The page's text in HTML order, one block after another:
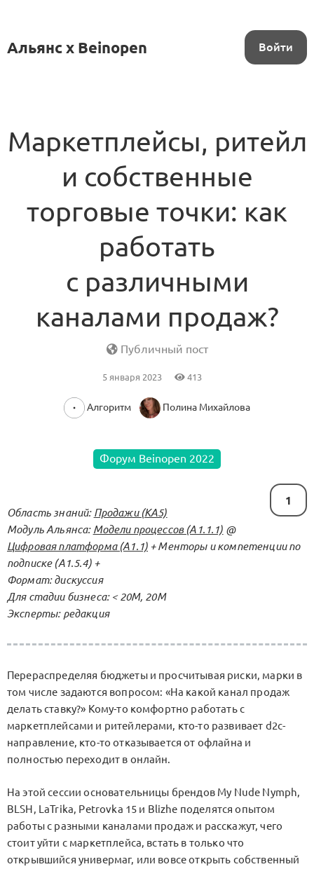
Альянс x Beinopen Войти
Маркетплейсы, ритейл
и собственные
торговые точки: как
работать
с различными
каналами продаж?
Публичный пост
5 января 2023 413
Алгоритм Полина Михайлова
Форум Beinopen 2022
1
Область знаний: Продажи (KA5)
Модуль Альянса: Модели процессов (А1.1.1) @
Цифровая платформа (А1.1) + Менторы и компетенции по
подписке (А1.5.4) +
Формат: дискуссия
Для стадии бизнеса: < 20М, 20М
Эксперты: редакция
Перераспределяя бюджеты и просчитывая риски, марки в
том числе задаются вопросом: «На какой канал продаж
делать ставку?» Кому-то комфортно работать с
маркетплейсами и ритейлерами, кто-то развивает d2c-
направление, кто-то отказывается от офлайна и
полностью переходит в онлайн.
На этой сессии основательницы брендов My Nude Nymph,
BLSH, LaTrika, Petrovka 15 и Blizhe поделятся опытом
работы с разными каналами продаж и расскажут, чего
стоит уйти с маркетплейса, встать в только что
открывшийся универмаг, или вовсе открыть собственный